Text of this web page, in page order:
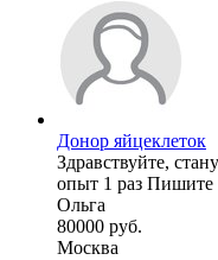
Донор яйцеклеток
Здравствуйте,
опыт 1 раз Пишите
Ольга
80000 руб.
Москва